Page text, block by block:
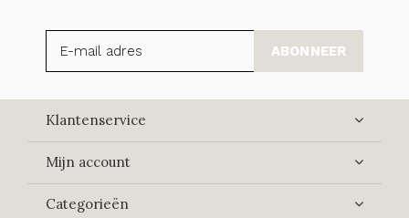
ABONNEER
Klantenservice
Mijn account
Categorieën